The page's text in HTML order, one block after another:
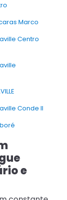
Marco
Conde II
e